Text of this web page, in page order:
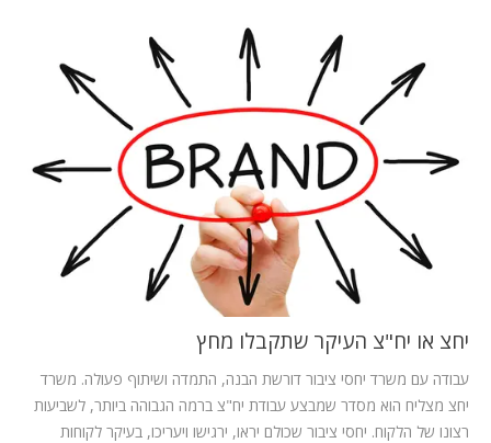
חדר חדשות
ניהול מוניטין
צור קשר
יחצ או יח"צ העיקר שתקבלו מחץ
עבודה עם משרד יחסי ציבור דורשת הבנה, התמדה ושיתוף פעולה. משרד
יחצ מצליח הוא מסדר שמבצע עבודת יח"צ ברמה הגבוהה ביותר, לשביעות
רצונו של הלקוח. יחסי ציבור שכולם יראו, ירגישו ויעריכו, בעיקר לקוחות